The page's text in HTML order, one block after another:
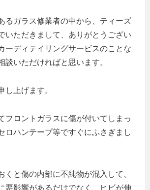
るガラス修業者の中から、ティーズ
いただきまして、ありがとうござい
ーディテイリングサービスのことな
談いただければと思います。
し上げます。
フロントガラスに傷が付いてしまっ
ロハンテープ等ですぐにふさぎまし
くと傷の内部に不純物が混入して、
悪影響があるだけでなく、ヒビが伸